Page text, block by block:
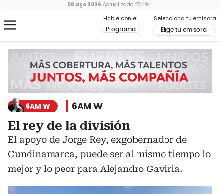
Hable con el
Programa
Selecciona tu emisora
Elige tu emisora
08 ago 2026 Actualizado 23:49
6AM W 6AM W
El rey de la división
El apoyo de Jorge Rey, exgobernador de
Cundinamarca, puede ser al mismo tiempo lo
mejor y lo peor para Alejandro Gaviria.